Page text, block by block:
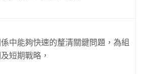
中能夠快速的釐清關鍵問題，為組
短期戰略，